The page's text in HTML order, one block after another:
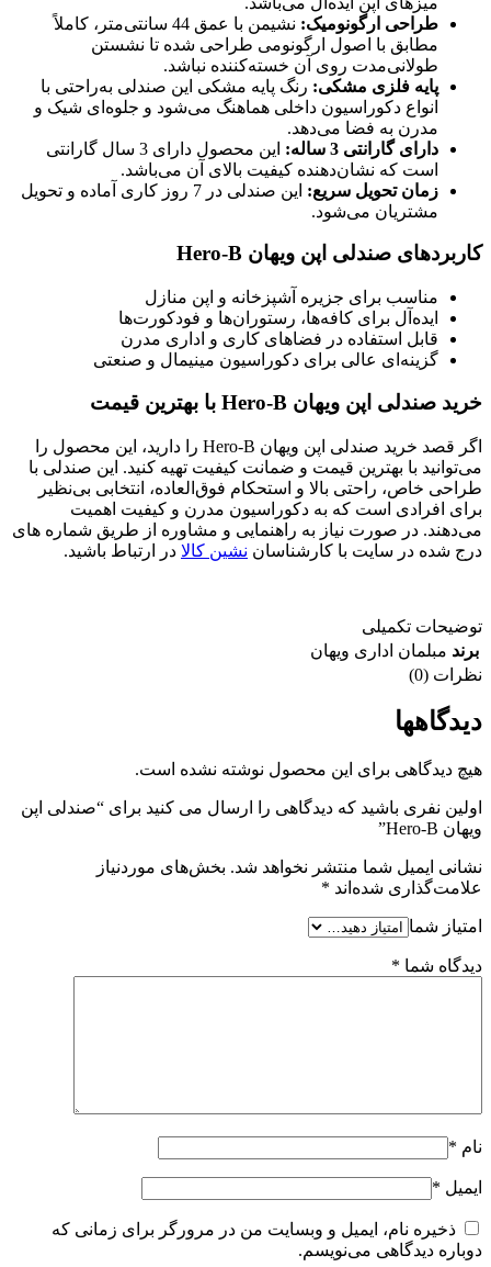
طراحی ارگونومیک:
نشیمن با عمق 44 سانتی‌متر، کاملاً
مطابق با اصول ارگونومی طراحی شده تا نشستن
طولانی‌مدت روی آن خسته‌کننده نباشد.
پایه فلزی مشکی: رنگ پایه مشکی این صندلی به‌راحتی با
انواع دکوراسیون داخلی هماهنگ می‌شود و جلوه‌ای شیک و
مدرن به فضا می‌دهد.
دارای گارانتی 3 ساله:
این محصول دارای 3 سال گارانتی
است که نشان‌دهنده کیفیت بالای آن می‌باشد.
زمان تحویل سریع:
این صندلی در 7 روز کاری آماده و تحویل
مشتریان می‌شود.
کاربردهای صندلی اپن ویهان Hero-B
مناسب برای جزیره آشپزخانه و اپن منازل
ایده‌آل برای کافه‌ها، رستوران‌ها و فودکورت‌ها
قابل استفاده در فضاهای کاری و اداری مدرن
گزینه‌ای عالی برای دکوراسیون مینیمال و صنعتی
خرید صندلی اپن ویهان Hero-B با بهترین قیمت
اگر قصد خرید صندلی اپن ویهان Hero-B را دارید، این محصول را
می‌توانید با بهترین قیمت و ضمانت کیفیت تهیه کنید. این صندلی با
طراحی خاص، راحتی بالا و استحکام فوق‌العاده، انتخابی بی‌نظیر
برای افرادی است که به دکوراسیون مدرن و کیفیت اهمیت
می‌دهند. در صورت نیاز به راهنمایی و مشاوره از طریق شماره های
درج شده در سایت با کارشناسان نشین کالا در ارتباط باشید.
توضیحات تکمیلی
برند مبلمان اداری ویهان
نظرات (0)
دیدگاهها
هیچ دیدگاهی برای این محصول نوشته نشده است.
اولین نفری باشید که دیدگاهی را ارسال می کنید برای “صندلی اپن
ویهان Hero-B”
نشانی ایمیل شما منتشر نخواهد شد. بخش‌های موردنیاز
علامت‌گذاری شده‌اند *
امتیاز شما
دیدگاه شما *
نام *
ایمیل *
ذخیره نام، ایمیل و وبسایت من در مرورگر برای زمانی که
دوباره دیدگاهی می‌نویسم.